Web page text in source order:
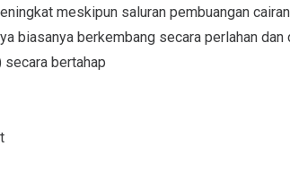
meskipun saluran pembuangan
biasanya berkembang secara perlahan dan
secara bertahap